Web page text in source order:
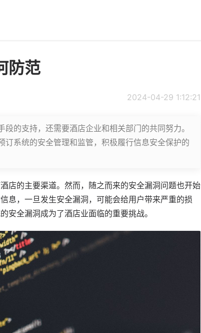
防范
2024-04-29 1:12:21
的支持，还需要酒店企业和相关部门的共同努力。
系统的安全管理和监管，积极履行信息安全保护的
店的主要渠道。然而，随之而来的安全漏洞问题也开始
息，一旦发生安全漏洞，可能会给用户带来严重的损
安全漏洞成为了酒店业面临的重要挑战。